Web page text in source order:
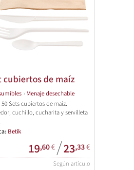
cubiertos de maíz
› Menaje desechable
50 Sets cubiertos de maiz.
cuchillo, cucharita y servilleta
Betik
19,60€/23,33€
Según artículo